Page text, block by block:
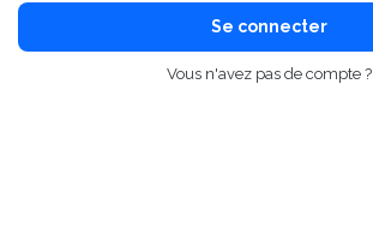
Se connecter
Vous n'avez pas de compte ?